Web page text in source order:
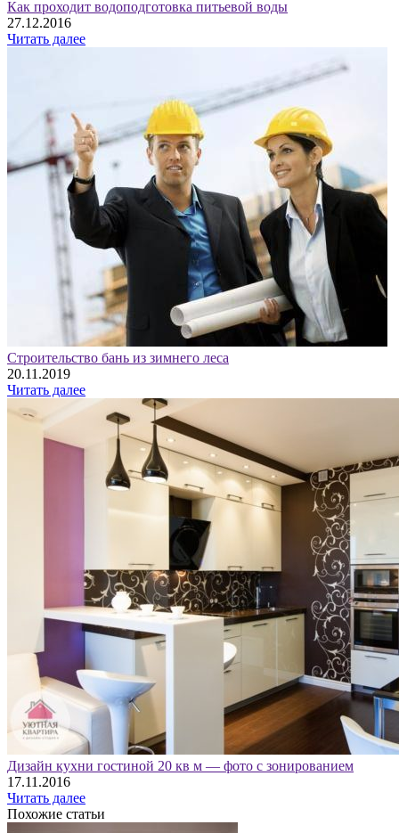
Как проходит водоподготовка питьевой воды
27.12.2016
Читать далее
Строительство бань из зимнего леса
20.11.2019
Читать далее
Дизайн кухни гостиной 20 кв м — фото с зонированием
17.11.2016
Читать далее
Похожие статьи